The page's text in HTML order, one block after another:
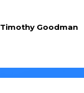
Timothy Goodman